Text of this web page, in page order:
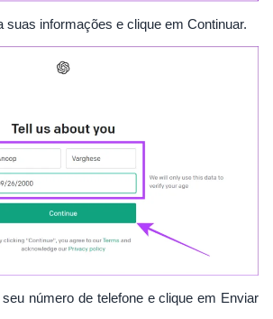
suas informações e clique em Continuar.
seu número de telefone e clique em Enviar